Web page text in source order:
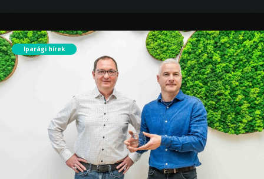
Iparági hírek